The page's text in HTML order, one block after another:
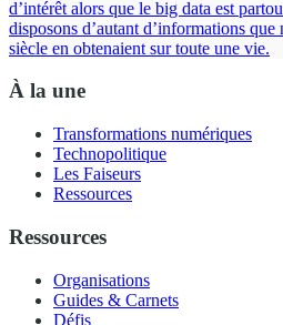
d’intérêt alors que le big data est
disposons d’autant d’informations
siècle en obtenaient sur toute une vie.
À la une
Transformations numériques
Technopolitique
Les Faiseurs
Ressources
Ressources
Organisations
Guides & Carnets
Défis